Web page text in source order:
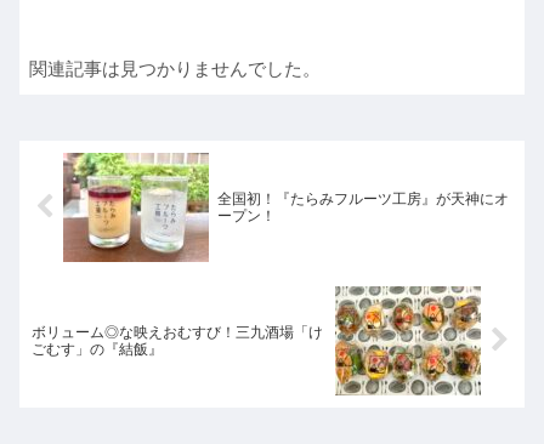
関連記事は見つかりませんでした。
全国初！『たらみフルーツ工房』が天神にオ
ープン！
ボリューム◎な映えおむすび！三九酒場「け
ごむす」の『結飯』